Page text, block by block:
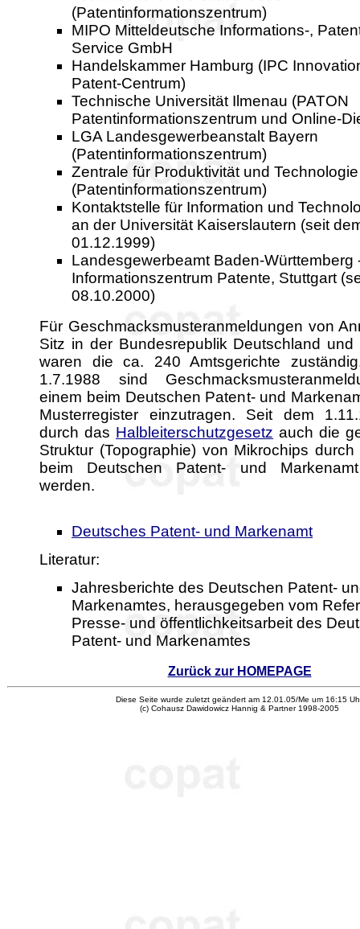
(Patentinformationszentrum)
MIPO Mitteldeutsche Informations-,
Service GmbH
Handelskammer Hamburg (IPC
Patent-Centrum)
Technische Universität Ilmenau (PATON
Patentinformationszentrum und Online-
LGA Landesgewerbeanstalt Bayern
(Patentinformationszentrum)
Zentrale für Produktivität und
(Patentinformationszentrum)
Kontaktstelle für Information und
an der Universität Kaiserslautern (seit
01.12.1999)
Landesgewerbeamt Baden-Württemberg
Informationszentrum Patente, Stuttgart
08.10.2000)
Für Geschmacksmusteranmeldungen von
Sitz in der Bundesrepublik Deutschland und
waren die ca. 240 Amtsgerichte
1.7.1988 sind
einem beim Deutschen Patent- und
Musterregister einzutragen. Seit dem
durch das Halbleiterschutzgesetz auch die
Struktur (Topographie) von Mikrochips durch
beim Deutschen Patent- und
werden.
Deutsches Patent- und Markenamt
Literatur:
Jahresberichte des Deutschen Patent-
Markenamtes, herausgegeben vom
Presse- und öffentlichkeitsarbeit des
Patent- und Markenamtes
Zurück zur HOMEPAGE
Diese Seite wurde zuletzt geändert am 12.01.05/Me um 16:15
(c) Cohausz Dawidowicz Hannig & Partner 1998-2005